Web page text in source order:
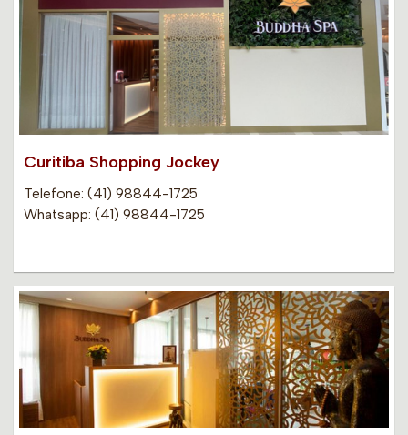
Curitiba Shopping Jockey
Telefone: (41) 98844-1725
Whatsapp: (41) 98844-1725